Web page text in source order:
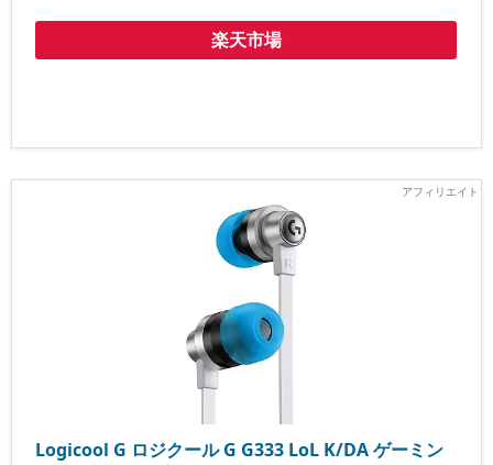
楽天市場
Logicool G ロジクール G G333 LoL K/DA ゲーミン